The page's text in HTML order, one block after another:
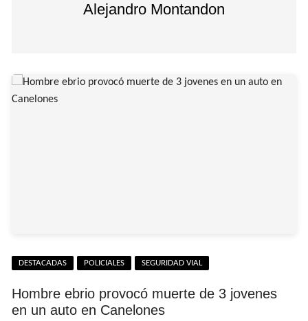
Alejandro Montandon
DESTACADAS POLICIALES SEGURIDAD VIAL
Hombre ebrio provocó muerte de 3 jovenes
en un auto en Canelones